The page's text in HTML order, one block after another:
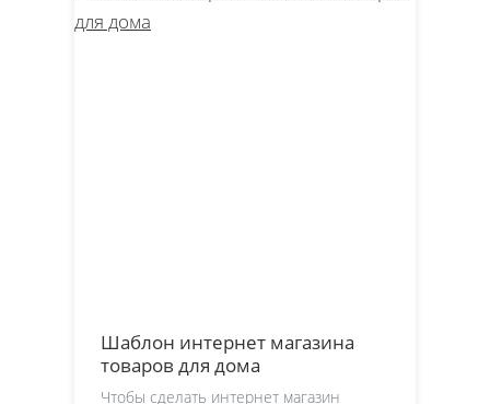
Шаблон интернет магазина
товаров для дома
Чтобы сделать интернет магазин